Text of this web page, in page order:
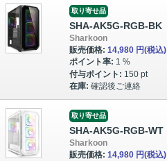
取り寄せ品
SHA-AK5G-RGB-BK
Sharkoon
販売価格: 14,980 円(税込)
ポイント率: 1 %
付与ポイント: 150 pt
在庫: 確認後ご連絡
取り寄せ品
SHA-AK5G-RGB-WT
Sharkoon
販売価格: 14,980 円(税込)